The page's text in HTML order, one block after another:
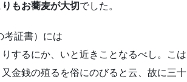
もお蕎麦が大切 でした。
考証書）には
するにか、いと近きことなるべし。こは
金銭の殖るを俗にのびると云、故に三十